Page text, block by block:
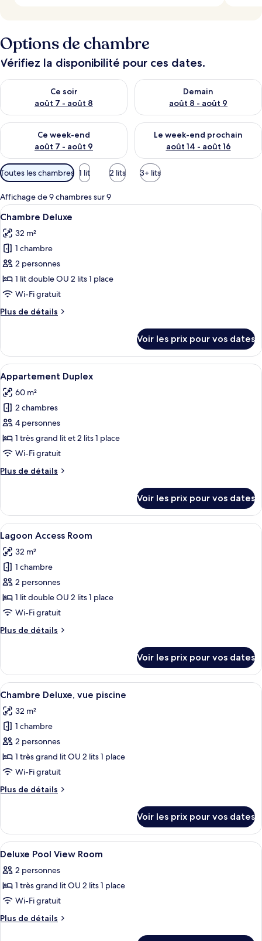
Options de chambre
Vérifiez la disponibilité pour ces dates.
Ce soir
août 7 - août 8
Vérifier la disponibilité pour ce soir août 7 - août 8
Demain
août 8 - août 9
Vérifier la disponibilité pour
Ce week-end
août 7 - août 9
Vérifier la disponibilité pour ce week-end août 7 - août 9
Le week-end prochain
août 14 - août 16
Vérifier la disponibilité pour
Filtres
disponibles
pour
les
chambres
Toutes les chambres 1 lit 2 lits 3+ lits
Affichage de 9 chambres sur 9
Afficher
toutes
les
photos
pour
ce
type
chambre :
Une chambre d’hôtel avec un grand
10
Chambre Deluxe
32 m²
1 chambre
2 personnes
1 lit double OU 2 lits 1 place
Wi-Fi gratuit
Plus de détails
Plus
le
type
de
chambre
Chambre
Deluxe
Voir les prix pour vos dates
Afficher
toutes
les
photos
pour
ce
type
chambre :
Une chambre d’hôtel avec un grand
11
Appartement Duplex
60 m²
2 chambres
4 personnes
1 très grand lit et 2 lits 1 place
Wi-Fi gratuit
Plus de détails
Plus
le
type
de
chambre
Appartement
Duplex
Voir les prix pour vos dates
Afficher
toutes
les
photos
pour
ce
type
chambre :
Room
Une chambre d’hôtel moderne avec
10
Lagoon Access Room
32 m²
1 chambre
2 personnes
1 lit double OU 2 lits 1 place
Wi-Fi gratuit
Plus de détails
Plus
le
type
de
Lagoon
Access
Voir les prix pour vos dates
Afficher
toutes
les
photos
pour
ce
type
chambre :
vue
piscine
Une chambre d’hôtel avec un grand
10
Chambre Deluxe, vue piscine
32 m²
1 chambre
2 personnes
1 très grand lit OU 2 lits 1 place
Wi-Fi gratuit
Plus de détails
Plus
le
type
de
Chambre
Deluxe,
piscine
Voir les prix pour vos dates
Afficher
toutes
les
photos
pour
ce
Coffres-forts dans les chambres,
7
Deluxe Pool View Room
2 personnes
1 très grand lit OU 2 lits 1 place
Wi-Fi gratuit
Plus de détails
Plus